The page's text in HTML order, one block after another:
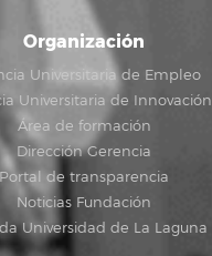
Organización
Universitaria de Empleo
Universitaria de Innovación
Área de formación
Dirección Gerencia
Portal de transparencia
Noticias Fundación
Universidad de La Laguna